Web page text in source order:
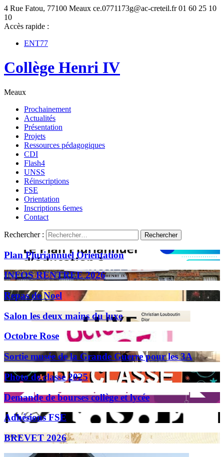
4 Rue Fatou, 77100 Meaux ce.0771173g@ac-creteil.fr 01 60 25 10
10
Accès rapide :
ENT77
Collège Henri IV
Meaux
Prochainement
Actualités
Présentation
Projets
Ressources pédagogiques
CDI
Flash4
UNSS
Réinscriptions
FSE
Orientation
Inscriptions 6emes
Contact
Rechercher :
Plan Pluriannuel Orientation
INFOS RENTREE 2026
Repas de Noel
Salon les deux mains du luxe
Octobre Rose
Sortie musée de la Grande Guerre pour les 3A
Photo de classe 2025
Demande de bourses collège et lycée
Adhésions FSE
BREVET 2026